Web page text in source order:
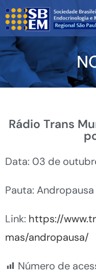
Rádio Trans
Data: 03 de
Pauta: Andropausa
Link: https://
mas/andropausa/
Número de